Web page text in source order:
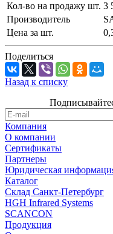
Кол-во на продажу шт. 3
Производитель
Цена за шт.
Поделиться
Назад к списку
Компания
О компании
Сертификаты
Партнеры
Юридическая
Каталог
Cклад Санкт-Петербург
HGH Infrared Systems
SCANCON
Продукция